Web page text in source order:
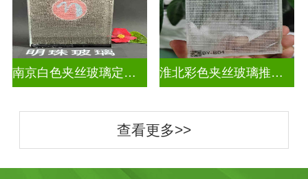
南京白色夹丝玻璃定制厂 淮北彩色夹丝玻璃推荐货源
查看更多>>